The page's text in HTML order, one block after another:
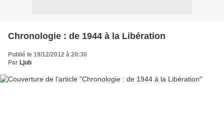
Chronologie : de 1944 à la Libération
Publié le 19/12/2012 à 20:30
Par Ljub